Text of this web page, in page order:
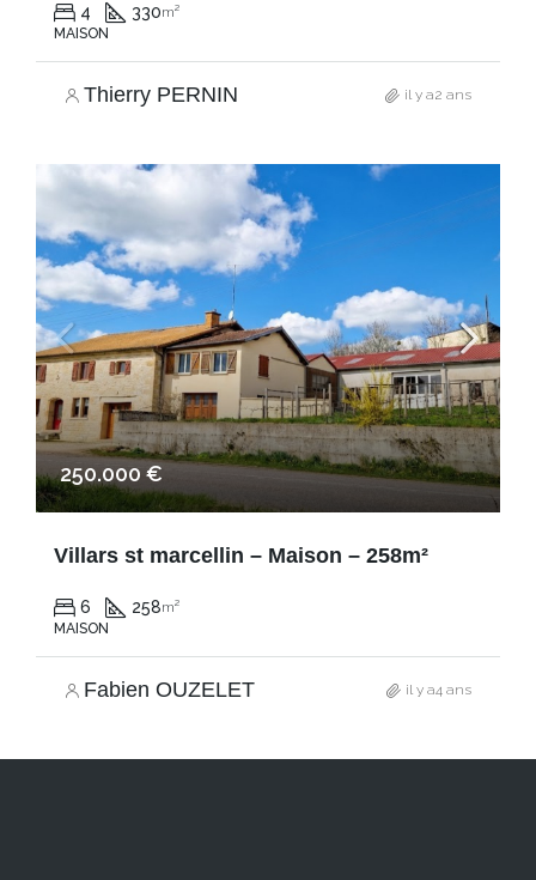
4 330m²
MAISON
Thierry PERNIN il y a2 ans
250.000 €
Villars st marcellin – Maison – 258m²
6 258m²
MAISON
Fabien OUZELET il y a4 ans